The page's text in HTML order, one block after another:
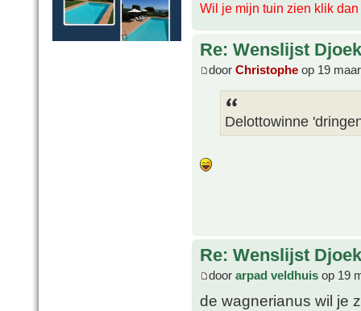
Wil je mijn tuin zien klik dan
Re: Wenslijst
door Christophe op 19
Delottowinne
Re: Wenslijst
door arpad veldhuis op 19
de wagnerianus wil je